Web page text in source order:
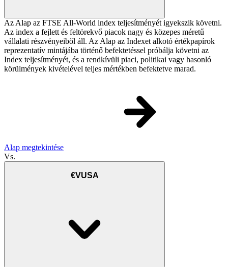
Az Alap az FTSE All-World index teljesítményét igyekszik követni.
Az index a fejlett és feltörekvő piacok nagy és közepes méretű
vállalati részvényeiből áll. Az Alap az Indexet alkotó értékpapírok
reprezentatív mintájába történő befektetéssel próbálja követni az
Index teljesítményét, és a rendkívüli piaci, politikai vagy hasonló
körülmények kivételével teljes mértékben befektetve marad.
Alap megtekintése
Vs.
€VUSA